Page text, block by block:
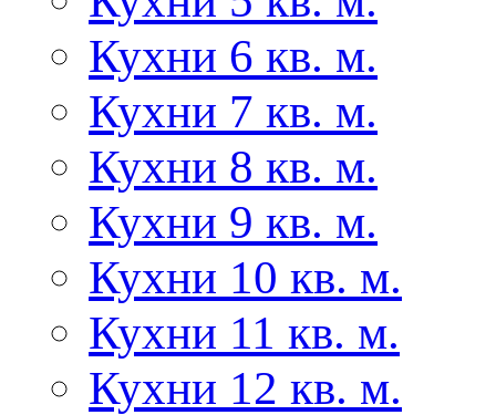
Кухни 6 кв. м.
Кухни 7 кв. м.
Кухни 8 кв. м.
Кухни 9 кв. м.
Кухни 10 кв. м.
Кухни 11 кв. м.
Кухни 12 кв. м.